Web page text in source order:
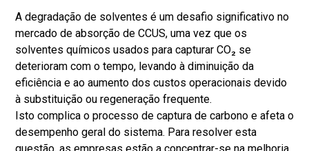
A degradação de solventes é um desafio significativo no
mercado de absorção de CCUS, uma vez que os
solventes químicos usados ​​para capturar CO₂ se
deterioram com o tempo, levando à diminuição da
eficiência e ao aumento dos custos operacionais devido
à substituição ou regeneração frequente.
Isto complica o processo de captura de carbono e afeta o
desempenho geral do sistema. Para resolver esta